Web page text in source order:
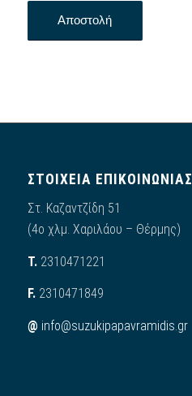
ΣΤΟΙΧΕΙΑ ΕΠΙΚΟΙΝΩΝΙΑΣ
Στ. Καζαντζίδη 51
(4ο χλμ. Χαριλάου – Θέρμης)
Τ.2310471221
F. 2310471849
@ info@suzukipapavramidis.gr